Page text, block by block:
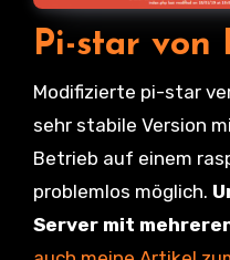
Pi-star von
Modifizierte pi-star
sehr stabile Version
Betrieb auf einem
problemlos möglich.
Server mit